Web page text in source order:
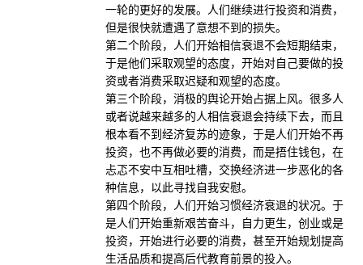
一轮的更好的发展。人们继续进行投资和消费，
但是很快就遭遇了意想不到的损失。
第二个阶段，人们开始相信衰退不会短期结束，
于是他们采取观望的态度，开始对自己要做的投
资或者消费采取迟疑和观望的态度。
第三个阶段，消极的舆论开始占据上风。很多人
或者说越来越多的人相信衰退会持续下去，而且
根本看不到经济复苏的迹象，于是人们开始不再
投资，也不再做必要的消费，而是捂住钱包，在
忐忑不安中互相吐槽，交换经济进一步恶化的各
种信息，以此寻找自我安慰。
第四个阶段，人们开始习惯经济衰退的状况。于
是人们开始重新艰苦奋斗，自力更生，创业或是
投资，开始进行必要的消费，甚至开始规划提高
生活品质和提高后代教育前景的投入。